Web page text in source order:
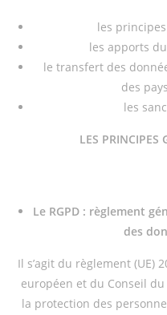
les
les apports
le transfert des
des
les
LES PRINCIPES
Le RGPD : règlement
des
Il s’agit du règlement (UE)
européen et du Conseil
la protection des